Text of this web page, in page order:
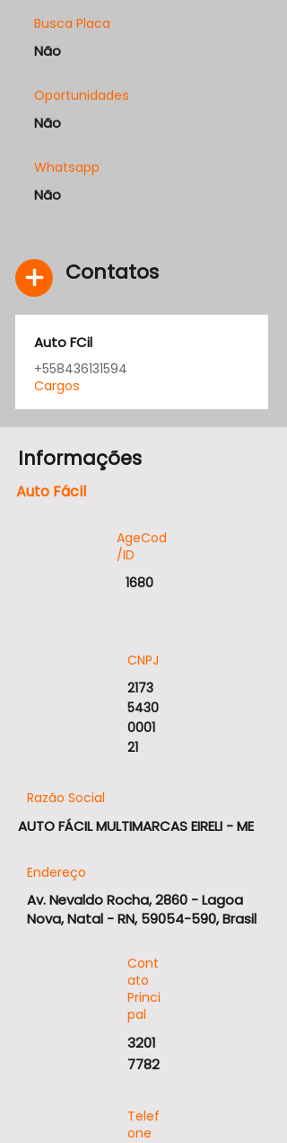
Busca Placa
Não
Oportunidades
Não
Whatsapp
Não
Contatos
Auto FCil
+558436131594
Cargos
Informações
Auto Fácil
AgeCod
/ID
1680
CNPJ
2173
5430
0001
21
Razão Social
AUTO FÁCIL MULTIMARCAS EIRELI - ME
Endereço
Av. Nevaldo Rocha, 2860 - Lagoa
Nova, Natal - RN,59054-590, Brasil
Cont
ato
Princi
pal
3201
7782
Telef
one